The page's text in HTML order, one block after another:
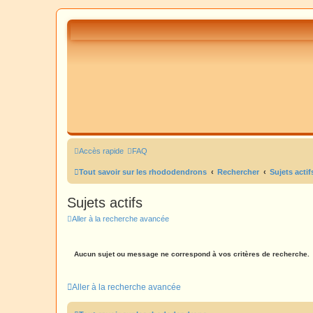
Accès rapide FAQ
Tout savoir sur les rhododendrons Rechercher Sujets
Sujets actifs
Aller à la recherche avancée
Aucun sujet ou message ne correspond à vos critères de recherche.
Aller à la recherche avancée